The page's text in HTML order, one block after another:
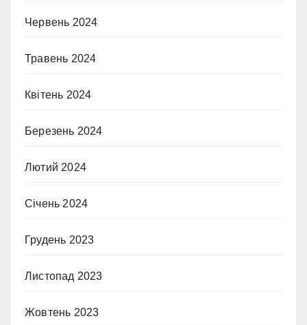
Червень 2024
Травень 2024
Квітень 2024
Березень 2024
Лютий 2024
Січень 2024
Грудень 2023
Листопад 2023
Жовтень 2023